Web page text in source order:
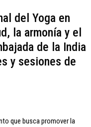
del Yoga en
la armonía y el
de la India
y sesiones de
que busca promover la